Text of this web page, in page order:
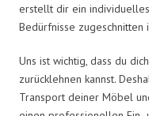
erstellt dir ein
Bedürfnisse zugeschnitten
Uns ist wichtig, dass du
zurücklehnen kannst.
Transport deiner Möbel